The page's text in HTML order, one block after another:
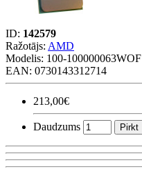
ID: 142579
Ražotājs: AMD
Modelis: 100-100000063WOF
EAN: 0730143312714
213,00€
Daudzums Pirkt